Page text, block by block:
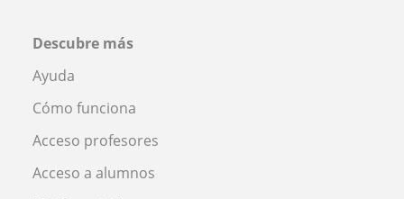
Descubre más
Ayuda
Cómo funciona
Acceso profesores
Acceso a alumnos